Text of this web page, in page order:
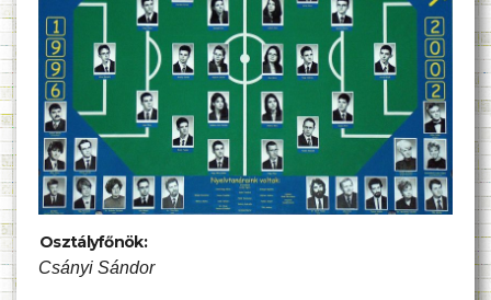
Osztályfőnök:
Csányi Sándor